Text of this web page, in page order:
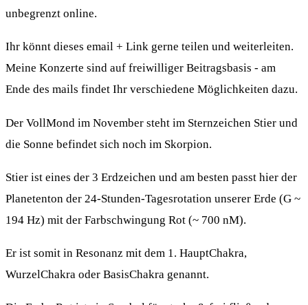
unbegrenzt online.
Ihr könnt dieses email + Link gerne teilen und weiterleiten.
Meine Konzerte sind auf freiwilliger Beitragsbasis - am
Ende des mails findet Ihr verschiedene Möglichkeiten dazu.
Der VollMond im November steht im Sternzeichen Stier und
die Sonne befindet sich noch im Skorpion.
Stier ist eines der 3 Erdzeichen und am besten passt hier der
Planetenton der 24-Stunden-Tagesrotation unserer Erde (G ~
194 Hz) mit der Farbschwingung Rot (~ 700 nM).
Er ist somit in Resonanz mit dem 1. HauptChakra,
WurzelChakra oder BasisChakra genannt.